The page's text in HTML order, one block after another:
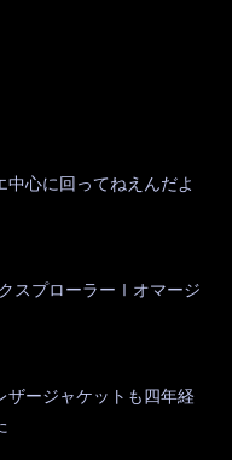
心に回ってねえんだよ
スプローラーⅠオマージ
ージャケットも四年経